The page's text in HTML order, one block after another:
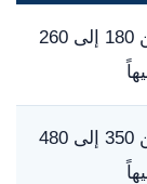
من 180 إلى 260
من 350 إلى 480